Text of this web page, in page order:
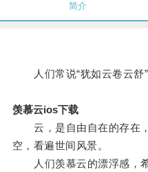
简介
人们常说“犹如云卷云舒”
羡慕云ios下载
云，是自由自在的存在，
空，看遍世间风景。
人们羡慕云的漂浮感，希